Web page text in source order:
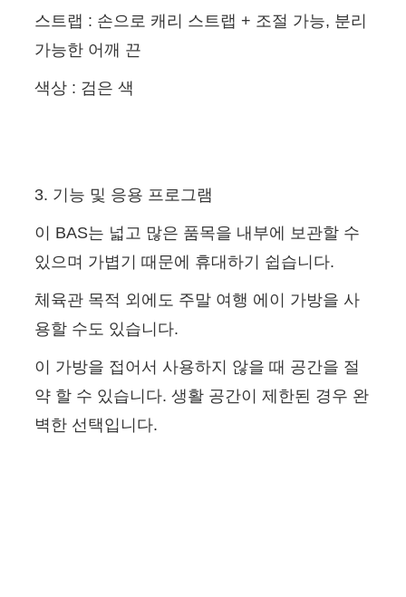
스트랩 : 손으로 캐리 스트랩 + 조절 가능, 분리
가능한 어깨 끈
색상 : 검은 색
3. 기능 및 응용 프로그램
이 BAS는 넓고 많은 품목을 내부에 보관할 수
있으며 가볍기 때문에 휴대하기 쉽습니다.
체육관 목적 외에도 주말 여행 에이 가방을 사
용할 수도 있습니다.
이 가방을 접어서 사용하지 않을 때 공간을 절
약 할 수 있습니다. 생활 공간이 제한된 경우 완
벽한 선택입니다.